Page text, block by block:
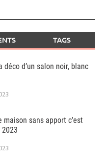
TAGS
déco d’un salon noir, blanc
maison sans apport c’est